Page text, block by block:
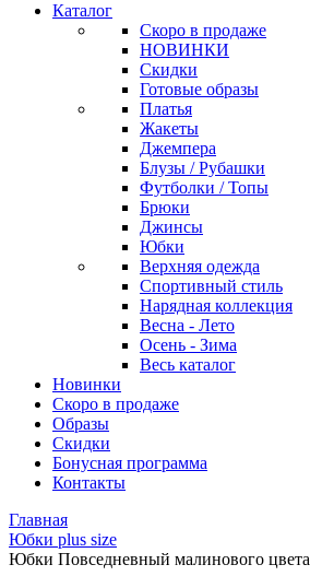
Каталог
Скоро в продаже
НОВИНКИ
Скидки
Готовые образы
Платья
Жакеты
Джемпера
Блузы / Рубашки
Футболки / Топы
Брюки
Джинсы
Юбки
Верхняя одежда
Спортивный стиль
Нарядная коллекция
Весна - Лето
Осень - Зима
Весь каталог
Новинки
Скоро в продаже
Образы
Скидки
Бонусная программа
Контакты
Главная
Юбки plus size
Юбки Повседневный малинового цвета